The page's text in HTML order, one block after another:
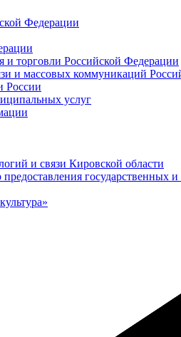
Федерации
и торговли Российской Федерации
и массовых коммуникаций
России
услуг
и связи Кировской области
государственных